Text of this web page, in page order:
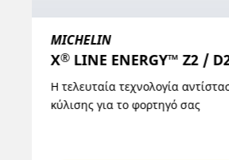
MICHELIN
X®LINE ENERGY™ Z2 / D2
Η τελευταία τεχνολογία
κύλισης για το φορτηγό σας